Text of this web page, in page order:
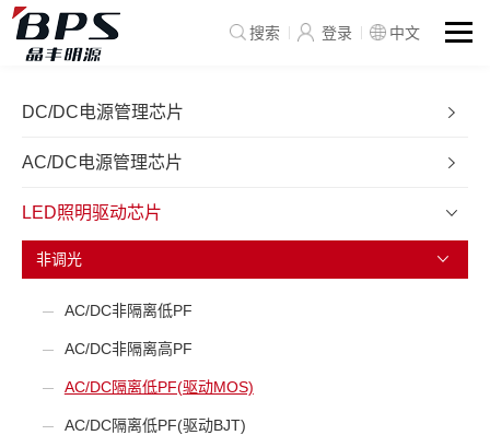
搜索 登录 中文
DC/DC电源管理芯片
AC/DC电源管理芯片
LED照明驱动芯片
非调光
AC/DC非隔离低PF
AC/DC非隔离高PF
AC/DC隔离低PF(驱动MOS)
AC/DC隔离低PF(驱动BJT)